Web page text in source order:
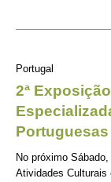
Portugal
2ª
No próximo
Atividades Culturais